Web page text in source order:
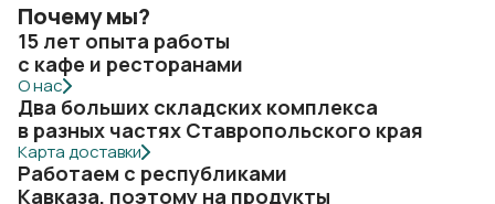
Почему мы?
15 лет опыта работы
с кафе и ресторанами
О нас
Два больших складских комплекса
в разных частях Ставропольского края
Карта доставки
Работаем с республиками
Кавказа, поэтому на продукты